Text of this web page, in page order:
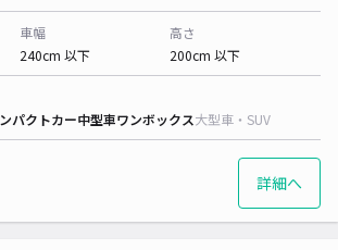
車幅
240cm 以下
高さ
200cm 以下
パクトカー中型車ワンボックス大型車・SUV
詳細へ